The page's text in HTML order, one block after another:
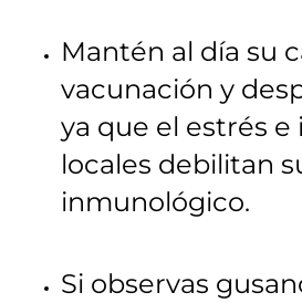
Mantén al día su
vacunación y
ya que el estrés
locales debilitan
inmunológico.
Si observas